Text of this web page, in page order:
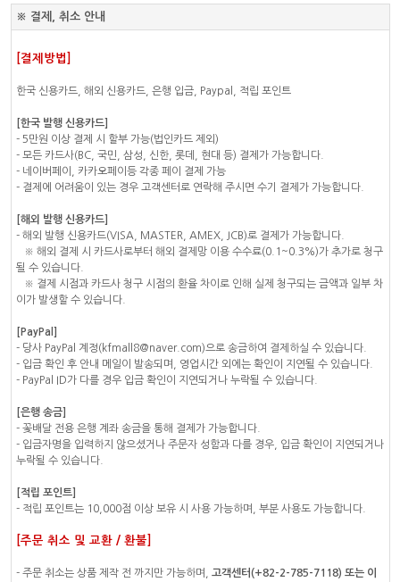
※ 결제, 취소 안내
[결제방법]
한국 신용카드, 해외 신용카드, 은행 입금, Paypal, 적립 포인트
[한국 발행 신용카드]
- 5만원 이상 결제 시 할부 가능(법인카드 제외)
- 모든 카드사(BC, 국민, 삼성, 신한, 롯데, 현대 등) 결제가 가능합니다.
- 네이버페이, 카카오페이등 각종 페이 결제 가능
- 결제에 어려움이 있는 경우 고객센터로 연락해 주시면 수기 결제가 가능합니다.
[해외 발행 신용카드]
- 해외 발행 신용카드(VISA, MASTER, AMEX, JCB)로 결제가 가능합니다.
※ 해외 결제 시 카드사로부터 해외 결제망 이용 수수료(0.1~0.3%)가 추가로 청구
될 수 있습니다.
※ 결제 시점과 카드사 청구 시점의 환율 차이로 인해 실제 청구되는 금액과 일부 차
이가 발생할 수 있습니다.
[PayPal]
- 당사 PayPal 계정(kfmall8@naver.com)으로 송금하여 결제하실 수 있습니다.
- 입금 확인 후 안내 메일이 발송되며, 영업시간 외에는 확인이 지연될 수 있습니다.
- PayPal ID가 다를 경우 입금 확인이 지연되거나 누락될 수 있습니다.
[은행 송금]
- 꽃배달 전용 은행 계좌 송금을 통해 결제가 가능합니다.
- 입금자명을 입력하지 않으셨거나 주문자 성함과 다를 경우, 입금 확인이 지연되거나
누락될 수 있습니다.
[적립 포인트]
- 적립 포인트는 10,000점 이상 보유 시 사용 가능하며, 부분 사용도 가능합니다.
[주문 취소 및 교환 / 환불]
- 주문 취소는 상품 제작 전 까지만 가능하며, 고객센터(+82-2-785-7118) 또는 이